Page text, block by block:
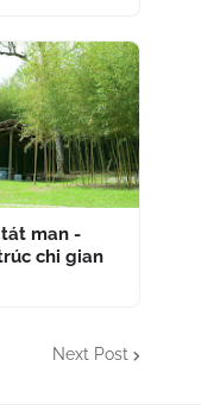
man -
chi gian
Next Post